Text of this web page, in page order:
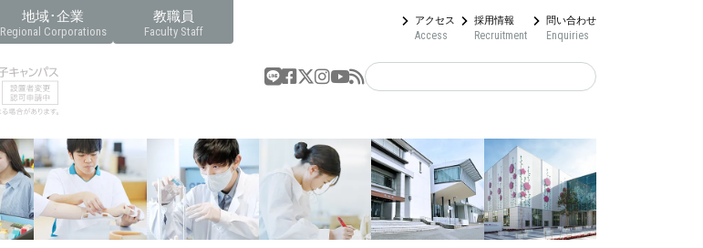
地域･企業
Regional Corporations
教職員
Faculty Staff
アクセス
Access
採用情報
Recruitment
問い合わせ
Enquiries